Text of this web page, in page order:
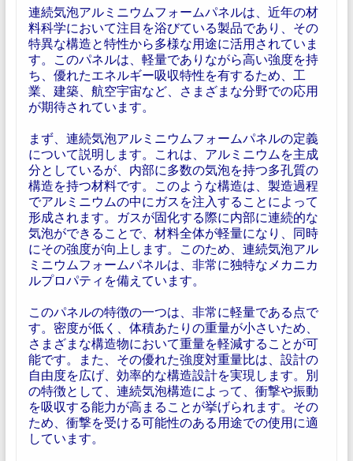
連続気泡アルミニウムフォームパネルは、近年の材
料科学において注目を浴びている製品であり、その
特異な構造と特性から多様な用途に活用されていま
す。このパネルは、軽量でありながら高い強度を持
ち、優れたエネルギー吸収特性を有するため、工
業、建築、航空宇宙など、さまざまな分野での応用
が期待されています。
まず、連続気泡アルミニウムフォームパネルの定義
について説明します。これは、アルミニウムを主成
分としているが、内部に多数の気泡を持つ多孔質の
構造を持つ材料です。このような構造は、製造過程
でアルミニウムの中にガスを注入することによって
形成されます。ガスが固化する際に内部に連続的な
気泡ができることで、材料全体が軽量になり、同時
にその強度が向上します。このため、連続気泡アル
ミニウムフォームパネルは、非常に独特なメカニカ
ルプロパティを備えています。
このパネルの特徴の一つは、非常に軽量である点で
す。密度が低く、体積あたりの重量が小さいため、
さまざまな構造物において重量を軽減することが可
能です。また、その優れた強度対重量比は、設計の
自由度を広げ、効率的な構造設計を実現します。別
の特徴として、連続気泡構造によって、衝撃や振動
を吸収する能力が高まることが挙げられます。その
ため、衝撃を受ける可能性のある用途での使用に適
しています。